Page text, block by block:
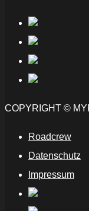
COPYRIGHT ©
Roadcrew
Datenschutz
Impressum